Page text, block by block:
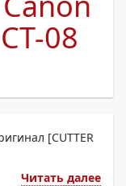
08
[CUTTER
Читать далее